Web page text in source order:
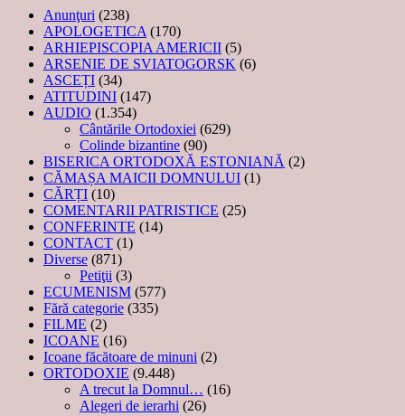
Anunţuri (238)
APOLOGETICA (170)
ARHIEPISCOPIA AMERICII (5)
ARSENIE DE SVIATOGORSK (6)
ASCEȚI (34)
ATITUDINI (147)
AUDIO (1.354)
Cântările Ortodoxiei (629)
Colinde bizantine (90)
BISERICA ORTODOXĂ ESTONIANĂ (2)
CĂMAȘA MAICII DOMNULUI (1)
CĂRȚI (10)
COMENTARII PATRISTICE (25)
CONFERINTE (14)
CONTACT (1)
Diverse (871)
Petiţii (3)
ECUMENISM (577)
Fără categorie (335)
FILME (2)
ICOANE (16)
Icoane făcătoare de minuni (2)
ORTODOXIE (9.448)
A trecut la Domnul… (16)
Alegeri de ierarhi (26)